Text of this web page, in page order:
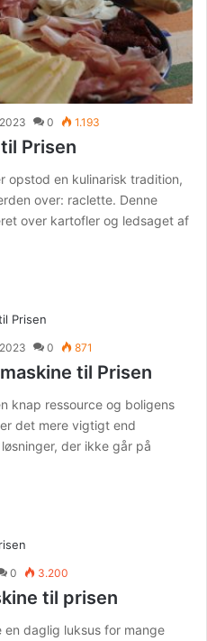
0 1.193
Prisen
opstod en kulinarisk tradition,
over: raclette. Denne
over kartofler og ledsaget af
0 871
til Prisen
knap ressource og boligens
det mere vigtigt end
der ikke går på
0 3.200
til prisen
daglig luksus for mange